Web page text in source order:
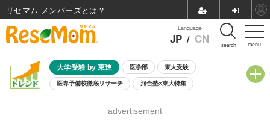
menu
Language
JP / CN search
大学受験 by 東進 医学部 東大受験
医専予備校徹底リサーチ 河合塾×東大特集
8月開催学校説明会・相談会
advertisement
リセマム メンバーズ